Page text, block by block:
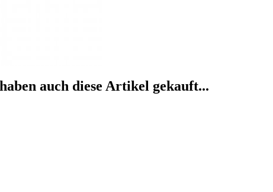
auch diese Artikel gekauft...